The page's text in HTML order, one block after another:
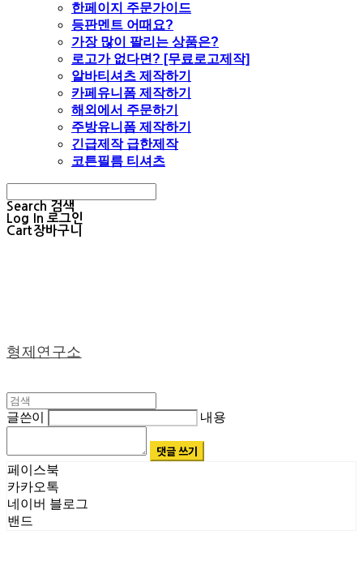
한페이지 주문가이드
등판멘트 어때요?
가장 많이 팔리는 상품은?
로고가 없다면? [무료로고제작]
알바티셔츠 제작하기
카페유니폼 제작하기
해외에서 주문하기
주방유니폼 제작하기
긴급제작 급한제작
코튼필름 티셔츠
Search 검색
Log In 로그인
Cart장바구니
형제연구소
글쓴이 내용
댓글 쓰기
페이스북
카카오톡
네이버 블로그
밴드